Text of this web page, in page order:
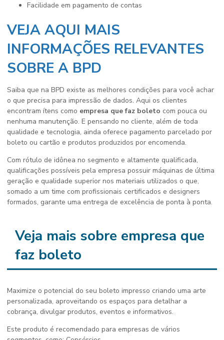
facilidade em pagamento de contas
VEJA AQUI MAIS
INFORMAÇÕES RELEVANTES
SOBRE A BPD
Saiba que na BPD existe as melhores condições para você achar
o que precisa para impressão de dados. Aqui os clientes
encontram ítens como empresa que faz boleto com pouca ou
nenhuma manutenção. E pensando no cliente, além de toda
qualidade e tecnologia, ainda oferece pagamento parcelado por
boleto ou cartão e produtos produzidos por encomenda.
Com rótulo de idônea no segmento e altamente qualificada,
qualificações possíveis pela empresa possuir máquinas de última
geração e qualidade superior nos materiais utilizados o que,
somado a um time com profissionais certificados e designers
formados, garante uma entrega de excelência de ponta à ponta.
Veja mais sobre empresa que
faz boleto
Maximize o potencial do seu boleto impresso criando uma arte
personalizada, aproveitando os espaços para detalhar a
cobrança, divulgar produtos, eventos e informativos.
Este produto é recomendado para empresas de vários